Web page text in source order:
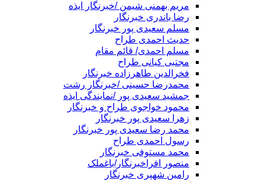
مریم بهمنی شیمن /خبرنگار ایذه
رضا باندری خبرنگار
مسلم سعیدی پور خبرنگار
حدیث احمدی طراح
مسلم احمدی/ قائم مقام
مجتبی کیانی طراح
فخرالدین طاهرزاده خبرنگار
محمدرضا حسینی /خبرنگار رشت
جمشید سعیدی پور /نمایندگی ایذه
محمود خواجوی طراح و خبرنگار
زهرا سعیدی پور خبرنگار
محمد رضا سعیدی پور خبرنگار
رسول احمدی طراح
محمد مستوفی خبرنگار
منصور افراخبرنگار/باغملک
رامین شهپری خبرنگار